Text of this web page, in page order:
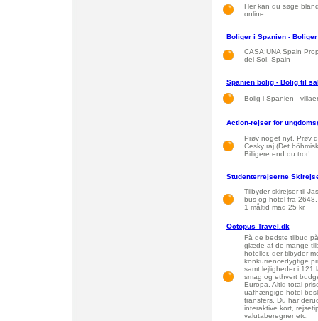
Her kan du søge
online.
Boliger i Spanien -
CASA:UNA Spain
del Sol, Spain
Spanien bolig - Bolig til
Bolig i Spanien -
Action-rejser for
Prøv noget nyt. Prøv
Cesky raj (Det
Billigere end du tror!
Studenterrejserne
Tilbyder skirejser til
bus og hotel fra
1 måltid mad 25 kr.
Octopus Travel.dk
Få de bedste tilbud
glæde af de mange
hoteller, der tilbyder
konkurrencedygtige
samt lejligheder i 121
smag og ethvert
Europa. Altid total
uafhængige hotel
transfers. Du har
interaktive kort,
valutaberegner etc.